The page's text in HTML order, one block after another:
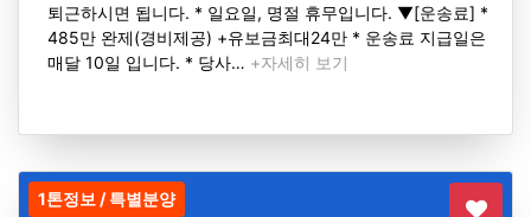
퇴근하시면 됩니다. * 일요일, 명절 휴무입니다. ▼[운송료] *
485만 완제(경비제공) +유보금최대24만 * 운송료 지급일은
매달 10일 입니다. * 당사… +자세히 보기
1톤정보 / 특별분양